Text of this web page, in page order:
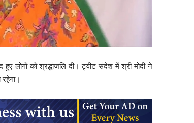
लोगों को श्रद्धांजलि दी। ट्वीट संदेश में श्री मोदी ने